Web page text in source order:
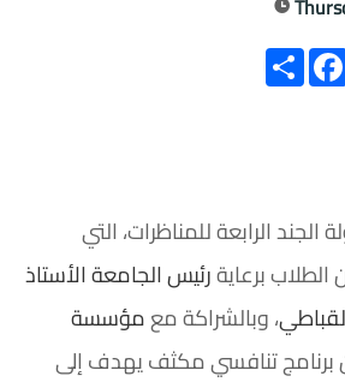
انشر
Facebook
الرابعة للمناظرات، التي
برعايةرئيس الجامعة الأستاذ
، وبالشراكة معمؤسسة
تنافسي مكثف يهدف إلى